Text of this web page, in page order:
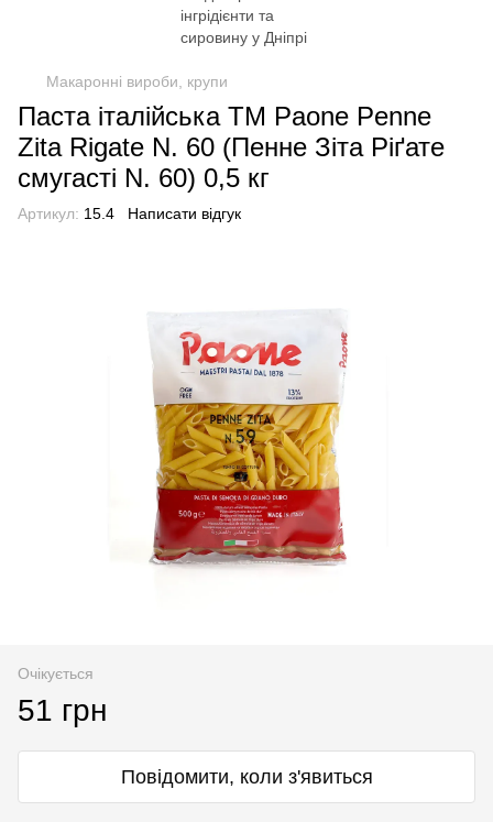
Макаронні вироби, крупи
Паста італійська TM Paone Penne
Zita Rigate N. 60 (Пенне Зіта Ріґате
смугасті N. 60) 0,5 кг
Артикул: 15.4 Написати відгук
Очікується
51 грн
Повідомити, коли з'явиться